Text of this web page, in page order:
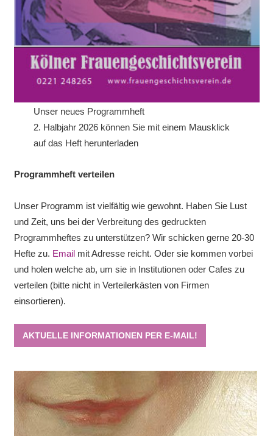
Unser neues Programmheft
2. Halbjahr 2026 können Sie mit einem Mausklick
auf das Heft herunterladen
Programmheft verteilen
Unser Programm ist vielfältig wie gewohnt. Haben Sie Lust
und Zeit, uns bei der Verbreitung des gedruckten
Programmheftes zu unterstützen? Wir schicken gerne 20-30
Hefte zu. Emailmit Adresse reicht. Oder sie kommen vorbei
und holen welche ab, um sie in Institutionen oder Cafes zu
verteilen (bitte nicht in Verteilerkästen von Firmen
einsortieren).
AKTUELLE INFORMATIONEN PER E-MAIL!